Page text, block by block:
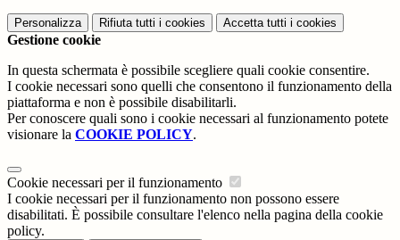
Personalizza Rifiuta tutti i cookies Accetta tutti i cookies
Gestione cookie
In questa schermata è possibile scegliere quali cookie consentire.
I cookie necessari sono quelli che consentono il funzionamento della
piattaforma e non è possibile disabilitarli.
Per conoscere quali sono i cookie necessari al funzionamento potete
visionare la COOKIE POLICY.
Cookie necessari per il funzionamento
I cookie necessari per il funzionamento non possono essere
disabilitati. È possibile consultare l'elenco nella pagina della cookie
policy.